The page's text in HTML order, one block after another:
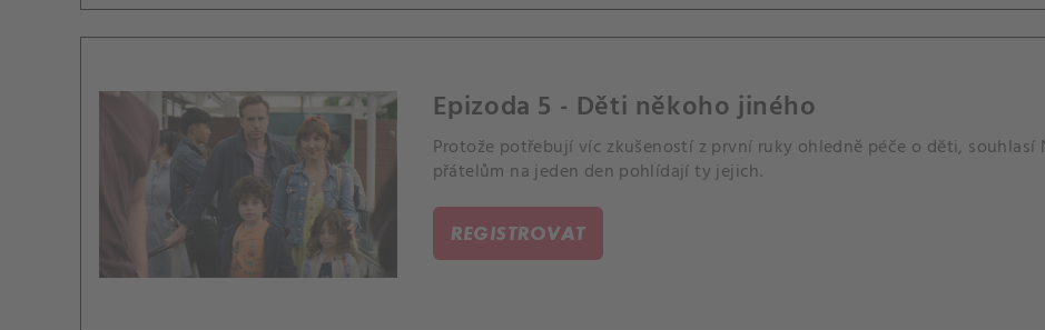
Epizoda 5 - Děti někoho jiného
Protože potřebují víc zkušeností z první ruky ohledně péče o děti, souhlasí
přátelům na jeden den pohlídají ty jejich.
REGISTROVAT